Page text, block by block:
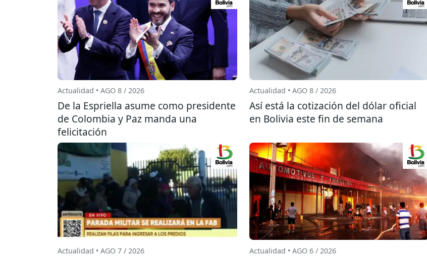
Actualidad • AGO 8 / 2026
De la Espriella asume como presidente
de Colombia y Paz manda una
felicitación
Actualidad • AGO 8 / 2026
Así está la cotización del dólar oficial
en Bolivia este fin de semana
Actualidad • AGO 7 / 2026 Actualidad • AGO 6 / 2026